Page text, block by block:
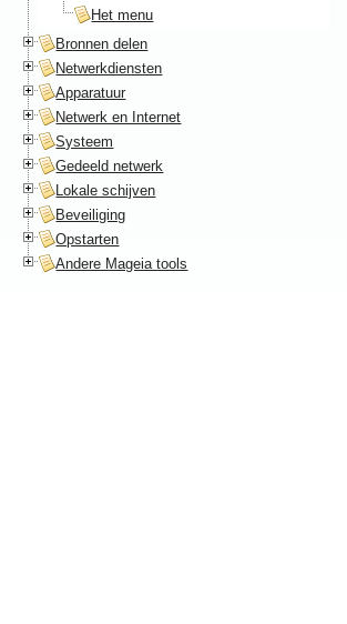
Het menu
Bronnen delen
Netwerkdiensten
Apparatuur
Netwerk en Internet
Systeem
Gedeeld netwerk
Lokale schijven
Beveiliging
Opstarten
Andere Mageia tools